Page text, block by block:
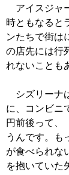
アイスジャ
時ともなると
ンたちで街は
の店先には行
れないことも
シズリーナ
に、コンビニ
円前後って、
うんです。も
が食べられ
を抱いていた